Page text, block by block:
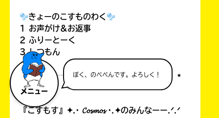
メニュー
ぼく、のべぺんです。よろしく！
きょーのこすものわく
1 お声がけ&お返事
2 ふりーとーく
3 しつもん
◌ ┈┈┈┈ ⋆ ┈┈┈┈ ✧ ┈┈┈┈ ⋆
┈┈┈┈ ◌
『こすもす』✦.· 𝓒𝓸𝓼𝓶𝓸𝓼 ·.✦のみんなーー.ᐟ.ᐟ